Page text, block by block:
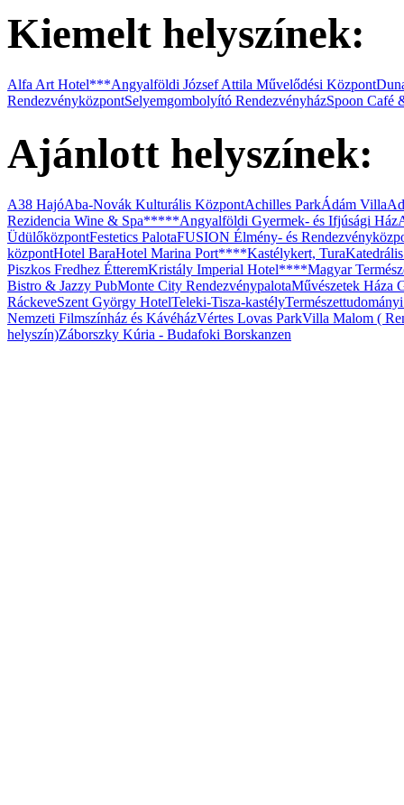
Kiemelt helyszínek:
Alfa Art Hotel***Angyalföldi József Attila Művelődési Központ
RendezvényközpontSelyemgombolyító RendezvényházSpoon Café
Ajánlott helyszínek:
A38 HajóAba-Novák Kulturális KözpontAchilles ParkÁdám Villa
Rezidencia Wine & Spa*****Angyalföldi Gyermek- és Ifjúsági Ház
ÜdülőközpontFestetics PalotaFUSION Élmény- és
központHotel BaraHotel Marina Port****Kastélykert, Tura
Piszkos Fredhez ÉtteremKristály Imperial Hotel****Magyar
Bistro & Jazzy PubMonte City RendezvénypalotaMűvészetek Háza
RáckeveSzent György HotelTeleki-Tisza-kastély
Nemzeti Filmszínház és KávéházVértes Lovas ParkVilla Malom (
helyszín)Záborszky Kúria - Budafoki Borskanzen